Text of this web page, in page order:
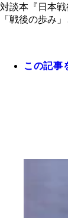
対談本『日本
「戦後の歩み
この記事